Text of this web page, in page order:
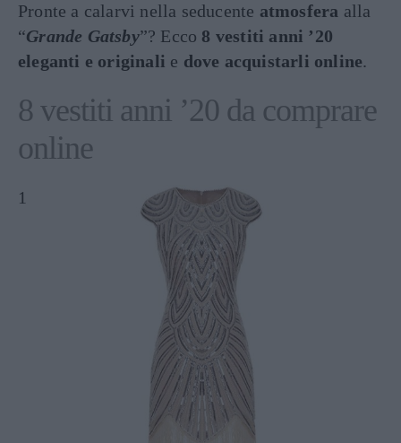
Pronte a calarvi nella seducente atmosfera alla
“Grande Gatsby”? Ecco 8 vestiti anni ’20
eleganti e originali e dove acquistarli online.
8 vestiti anni ’20 da comprare
online